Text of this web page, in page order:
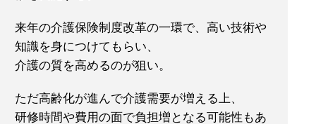
来年の介護保険制度改革の一環で、高い技術や
知識を身につけてもらい、
介護の質を高めるのが狙い。
ただ高齢化が進んで介護需要が増える上、
研修時間や費用の面で負担増となる可能性もあ